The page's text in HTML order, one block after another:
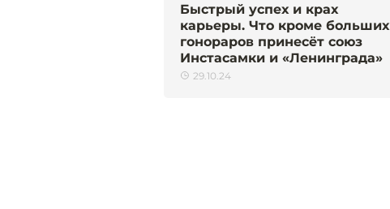
Быстрый успех и крах
карьеры. Что кроме больших
гонораров принесёт союз
Инстасамки и «Ленинграда»
29.10.24